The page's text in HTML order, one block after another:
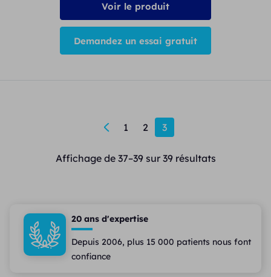
Voir le produit
Demandez un essai gratuit
← 1 2 3
Affichage de 37–39 sur 39 résultats
20 ans d'expertise
Depuis 2006, plus 15 000 patients nous font
confiance